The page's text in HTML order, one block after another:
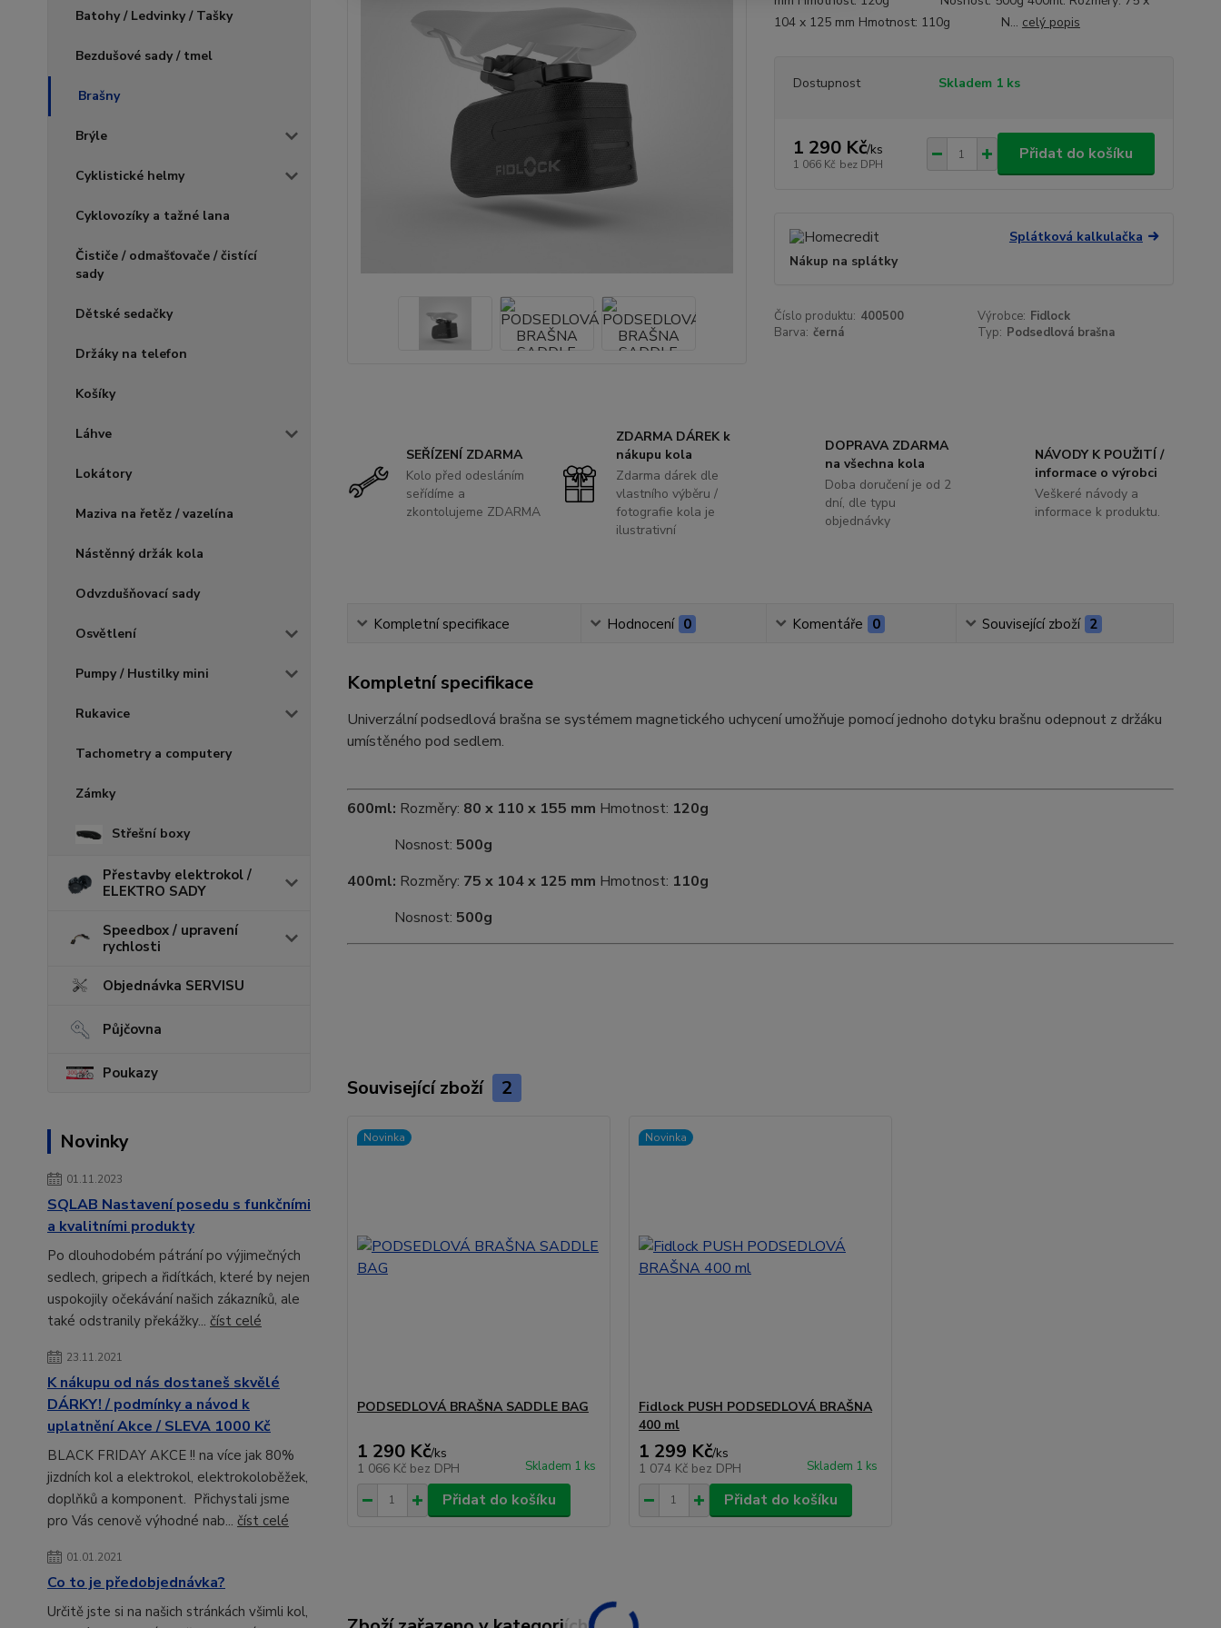
Batohy / Ledvinky / Tašky
Bezdušové sady / tmel
Brašny
Brýle
Cyklistické helmy
Cyklovozíky a tažné lana
Čističe / odmašťovače / čistící
sady
Dětské sedačky
Držáky na telefon
Košíky
Láhve
Lokátory
Maziva na řetěz / vazelína
Nástěnný držák kola
Odvzdušňovací sady
Osvětlení
Pumpy / Hustilky mini
Rukavice
Tachometry a computery
Zámky
Střešní boxy
Přestavby elektrokol /
ELEKTRO SADY
Speedbox / upravení
rychlosti
Objednávka SERVISU
Půjčovna
Poukazy
Novinky
01.11.2023
SQLAB Nastavení posedu s funkčními
a kvalitními produkty
Po dlouhodobém pátrání po výjimečných
sedlech, gripech a řidítkách, které by nejen
uspokojily očekávání našich zákazníků, ale
také odstranily překážky... číst celé
23.11.2021
K nákupu od nás dostaneš skvělé
DÁRKY! / podmínky a návod k
uplatnění Akce / SLEVA 1000 Kč
BLACK FRIDAY AKCE !! na více jak 80%
jizdních kol a elektrokol, elektrokoloběžek,
doplňků a komponent. Přichystali jsme
pro Vás cenově výhodné nab... číst celé
01.01.2021
Co to je předobjednávka?
Určitě jste si na našich stránkách všimli kol,
104 x 125 mm Hmotnost: 110g N... celý popis
Dostupnost Skladem 1 ks
1 290 Kč/ks
1 066 Kč bez DPH
Přidat do košíku
Splátková kalkulačka
Nákup na splátky
Číslo produktu: 400500 Výrobce: Fidlock
Barva: černá Typ: Podsedlová brašna
SEŘÍZENÍ ZDARMA
Kolo před odesláním
seřídíme a
zkontolujeme ZDARMA
ZDARMA DÁREK k
nákupu kola
Zdarma dárek dle
vlastního výběru /
fotografie kola je
ilustrativní
DOPRAVA ZDARMA
na všechna kola
Doba doručení je od 2
dní, dle typu
objednávky
NÁVODY K POUŽITÍ /
informace o výrobci
Veškeré návody a
informace k produktu.
Kompletní specifikace Hodnocení 0 Komentáře 0 Související zboží 2
Kompletní specifikace
Univerzální podsedlová brašna se systémem magnetického uchycení umožňuje pomocí jednoho dotyku brašnu odepnout z držáku
umístěného pod sedlem.
600ml: Rozměry: 80 x 110 x 155 mm Hmotnost: 120g
Nosnost: 500g
400ml: Rozměry: 75 x 104 x 125 mm Hmotnost: 110g
Nosnost: 500g
Související zboží 2
Novinka
PODSEDLOVÁ BRAŠNA SADDLE BAG
1 290 Kč/ks
1 066 Kč bez DPH Skladem 1 ks
Přidat do košíku
Novinka
Fidlock PUSH PODSEDLOVÁ BRAŠNA
400 ml
1 299 Kč/ks
1 074 Kč bez DPH Skladem 1 ks
Přidat do košíku